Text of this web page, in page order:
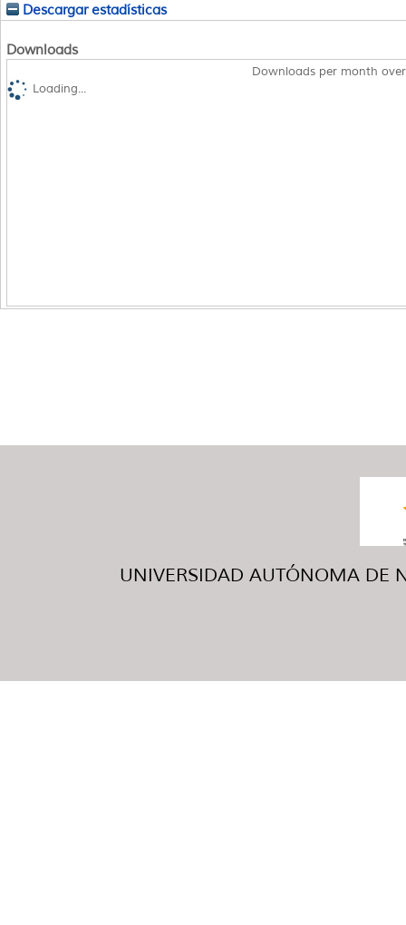
Descargar estadísticas
Downloads
Downloads per month
Loading...
UNIVERSIDAD AUTÓNOMA DE